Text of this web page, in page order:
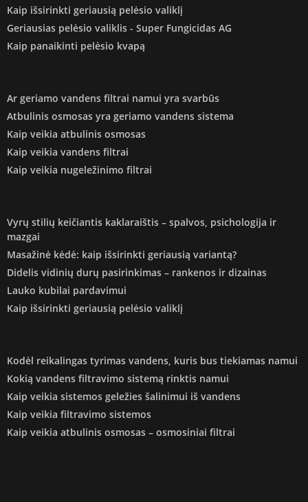
Kaip išsirinkti geriausią pelėsio valiklį
Geriausias pelėsio valiklis - Super Fungicidas AG
Kaip panaikinti pelėsio kvapą
Ar geriamo vandens filtrai namui yra svarbūs
Atbulinis osmosas yra geriamo vandens sistema
Kaip veikia atbulinis osmosas
Kaip veikia vandens filtrai
Kaip veikia nugeležinimo filtrai
Vyrų stilių keičiantis kaklaraištis – spalvos, psichologija ir
mazgai
Masažinė kėdė: kaip išsirinkti geriausią variantą?
Didelis vidinių durų pasirinkimas – rankenos ir dizainas
Lauko kubilai pardavimui
Kaip išsirinkti geriausią pelėsio valiklį
Kodėl reikalingas tyrimas vandens, kuris bus tiekiamas namui
Kokią vandens filtravimo sistemą rinktis namui
Kaip veikia sistemos geležies šalinimui iš vandens
Kaip veikia filtravimo sistemos
Kaip veikia atbulinis osmosas – osmosiniai filtrai